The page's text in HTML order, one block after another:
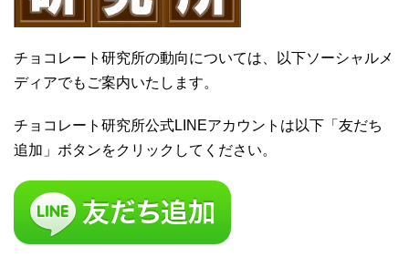
チョコレート研究所の動向については、以下ソーシャルメ
ディアでもご案内いたします。
チョコレート研究所公式LINEアカウントは以下「友だち
追加」ボタンをクリックしてください。